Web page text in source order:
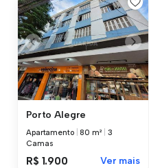
Porto Alegre
Apartamento |80 m²
3
Camas
R$ 1.900 Ver mais